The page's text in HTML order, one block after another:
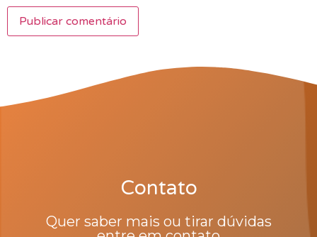
Contato
Quer saber mais ou tirar dúvidas